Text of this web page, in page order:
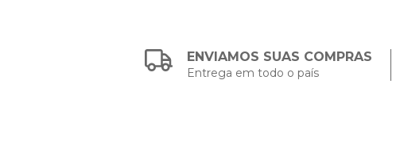
ENVIAMOS SUAS COMPRAS
Entrega em todo o país